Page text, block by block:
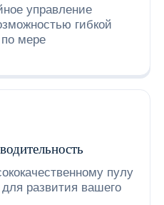
управление
гибкой
мере
пулу
развития вашего